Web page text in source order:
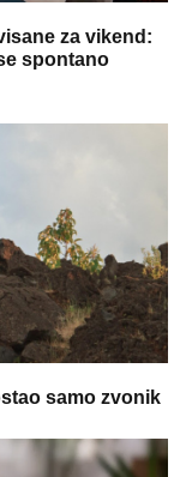
za vikend:
spontano
samo zvonik